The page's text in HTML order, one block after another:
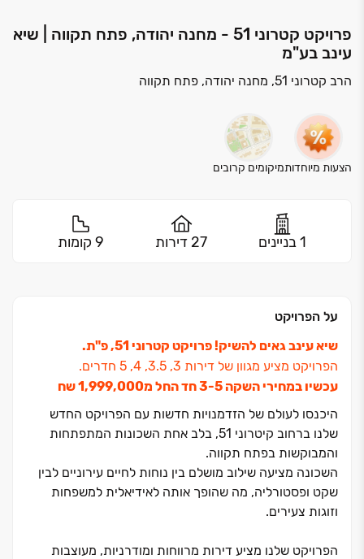
פרויקט קטרוני 51 - מחנה יהודה, פתח תקווה | שיא
עינב בע"מ
הרב קטרוני 51, מחנה יהודה, פתח תקווה
הצעות מיוחדותמיקומים קרובים
1 בניינים 27 דירות 9 קומות
על הפרויקט
שיא עינב גאים להשיק! פרויקט קטרוני ‏51, פ"ת.
הפרויקט מציע מגוון של דירות ‏3, ‏3.5, ‏4, ‏5 חדרים.
עכשיו במחירי השקה ‏3-5 חד החל מ‏1,999,000 שח
היכנסו לעולם של הזדמנויות חדשות עם הפרויקט החדש
שלנו ברחוב קיטרוני ‏51, בלב אחת השכונות המתפתחות
והמבוקשות בפתח תקווה.
השכונה מציעה שילוב מושלם בין נוחות לחיים עירוניים לבין
שקט ופסטורליה, מה שהופך אותה לאידיאלית למשפחות
וזוגות צעירים.
הפרויקט שלנו מציע דירות מרווחות ומודרניות, מעוצבות